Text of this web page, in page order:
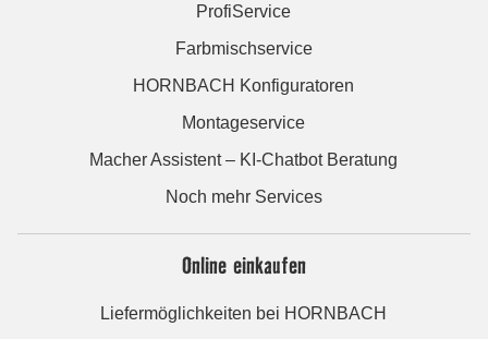
ProfiService
Farbmischservice
HORNBACH Konfiguratoren
Montageservice
Macher Assistent – KI-Chatbot Beratung
Noch mehr Services
Online einkaufen
Liefermöglichkeiten bei HORNBACH